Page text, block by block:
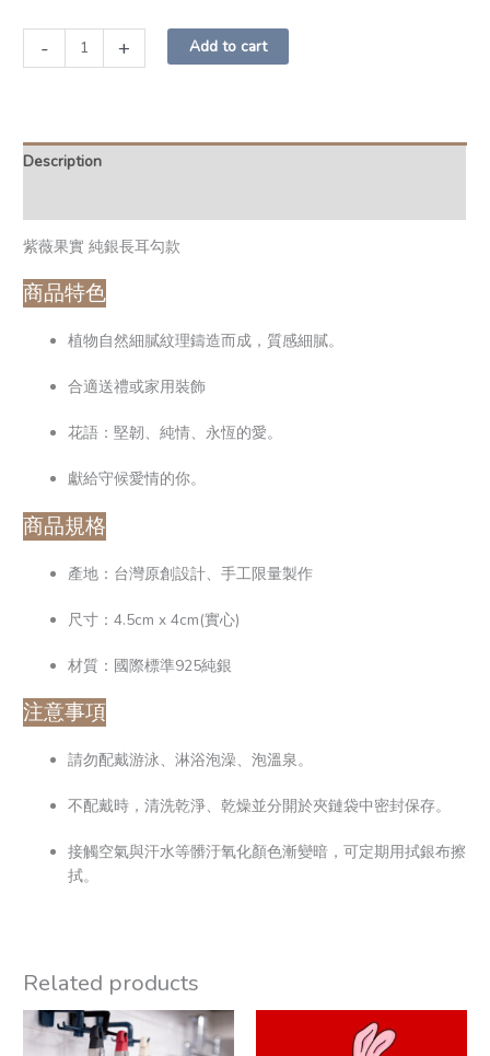
- + Add to cart
Description
紫薇果實 純銀長耳勾款
商品特色
植物自然細膩紋理鑄造而成，質感細膩。
合適送禮或家用裝飾
花語：堅韌、純情、永恆的愛。
獻給守候愛情的你。
商品規格
產地：台灣原創設計、手工限量製作
尺寸：4.5cm x 4cm(實心)
材質：國際標準925純銀
注意事項
請勿配戴游泳、淋浴泡澡、泡溫泉。
不配戴時，清洗乾淨、乾燥並分開於夾鏈袋中密封保存。
接觸空氣與汗水等髒汙氧化顏色漸變暗，可定期用拭銀布擦
拭。
Related products